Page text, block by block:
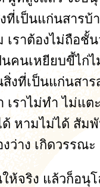
ที่เป็นแก่นสารบ้
เราต้องไม่ถือชั้
คนเหยียบขี้ไก่
งที่เป็นแก่นสาร
เราไม่ทำ ไม่แต
ด้ หามไม่ได้ สัม
ว่าง เกิดวรรณ
ให้จริง แล้วก็อนุ